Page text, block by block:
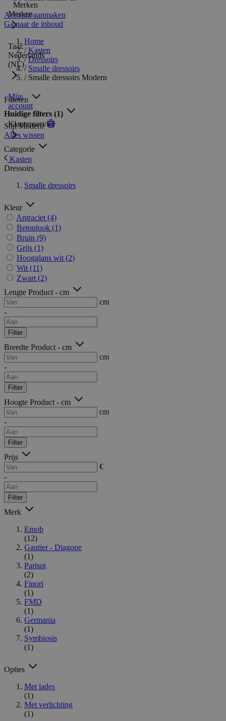
Merken
Taal:
Nederlands
(NL)
Mijn
account
Klantenservice
Account aanmaken
Ga naar de inhoud
Home
/ Kasten
/ Dressoirs
/ Smalle dressoirs
/ Smalle dressoirs Modern
Filteren
Huidige filters (1)
Stijl Modern
Alles wissen
Categorie
Kasten
Dressoirs
Smalle dressoirs
Kleur
Antraciet (4)
Betonlook (1)
Bruin (9)
Grijs (1)
Hoogglans wit (2)
Wit (11)
Zwart (2)
Lengte Product - cm
cm
-
Filter
Breedte Product - cm
cm
-
Filter
Hoogte Product - cm
cm
-
Filter
Prijs
€
-
Filter
Merk
Emob
(12)
Gautier - Diagone
(1)
Parisot
(2)
Finori
(1)
FMD
(1)
Germania
(1)
Symbiosis
(1)
Opties
Met lades
(1)
Met verlichting
(1)